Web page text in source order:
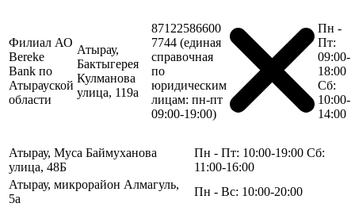
Филиал АО
Bereke
Bank по
Атырауской
области
Атырау,
Бактыгерея
Кулманова
улица, 119а
87122586600
7744 (единая
справочная
по
юридическим
лицам: пн-пт
09:00-19:00)
Пн -
Пт:
09:00-
18:00
Сб:
10:00-
14:00
Атырау, Муса Баймуханова
улица, 48Б
Пн - Пт: 10:00-19:00 Сб:
11:00-16:00
Атырау, микрорайон Алмагуль,
5а
Пн - Вс: 10:00-20:00